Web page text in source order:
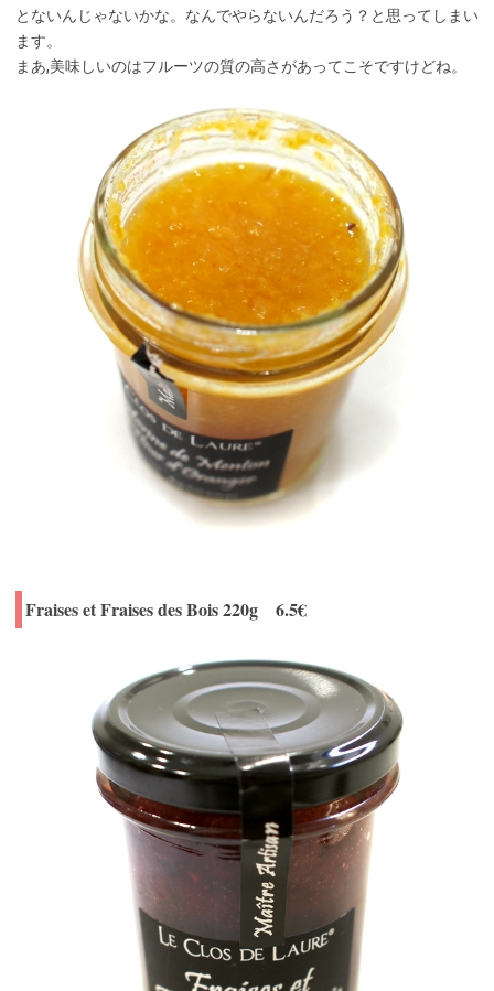
とないんじゃないかな。なんでやらないんだろう？と思ってしまい
ます。
まあ,美味しいのはフルーツの質の高さがあってこそですけどね。
Fraises et Fraises des Bois 220g 6.5€